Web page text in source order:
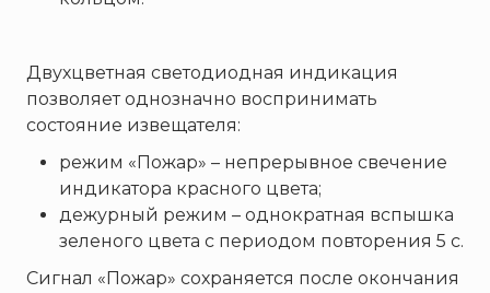
Двухцветная светодиодная индикация
позволяет однозначно воспринимать
состояние извещателя:
режим «Пожар» – непрерывное свечение
индикатора красного цвета;
дежурный режим – однократная вспышка
зеленого цвета с периодом повторения 5 с.
Сигнал «Пожар» сохраняется после окончания